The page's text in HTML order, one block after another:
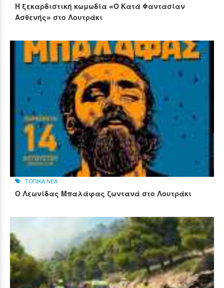
Η ξεκαρδιστική κωμωδία «Ο Κατά Φαντασίαν
Ασθενής» στο Λουτράκι
ΤΟΠΙΚΑ ΝΕΑ
Ο Λεωνίδας Μπαλάφας ζωντανά στο Λουτράκι